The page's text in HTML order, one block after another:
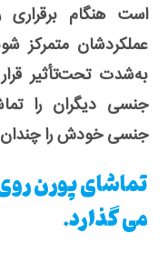
است هنگام
عملکردشان متمرکز
به‌شدت تحت‌تأثیر
جنسی دیگران را
جنسی خودش را
تماشای پورن
می گذارد.